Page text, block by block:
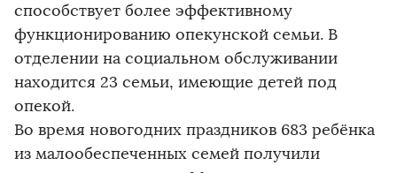
способствует более эффективному
функционированию опекунской семьи. В
отделении на социальном обслуживании
находится 23 семьи, имеющие детей под
опекой.
Во время новогодних праздников 683 ребёнка
из малообеспеченных семей получили